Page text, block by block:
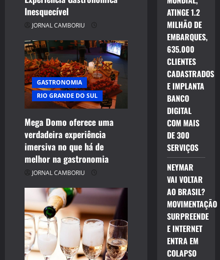
o
n
Inesquecível
JORNAL CAMBORIU
GASTRONOMIA
RIO GRANDE DO SUL
Mega Domo oferece uma
verdadeira experiência
imersiva no que há de
melhor na gastronomia
JORNAL CAMBORIU
ATINGE 1.2
MILHÃO DE
EMBARQUES,
635.000
CLIENTES
CADASTRADOS
E IMPLANTA
BANCO
DIGITAL
COM MAIS
DE 300
SERVIÇOS
NEYMAR
VAI VOLTAR
AO BRASIL?
MOVIMENTAÇÃO
SURPREENDE
E INTERNET
ENTRA EM
COLAPSO